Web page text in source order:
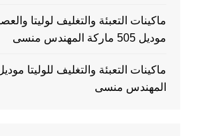
ماكينات التعبئة والتغليف لوليتا
موديل 505 ماركة المهندس منسى
المهندس منسى